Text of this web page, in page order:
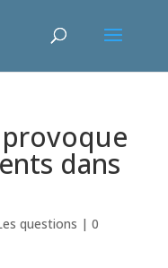
dans
questions | 0